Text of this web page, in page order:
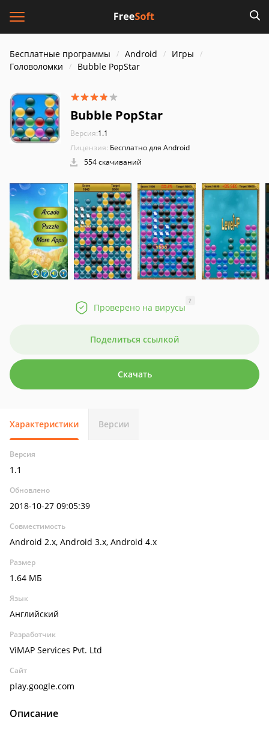
Бесплатные программы Android
Игры
Головоломки
Bubble PopStar
Bubble PopStar
Версия:1.1
Лицензия: Бесплатно для Android
554 скачиваний
Проверено на вирусы
?
Поделиться ссылкой
Скачать
Характеристики Версии
Версия
1.1
Обновлено
2018-10-27 09:05:39
Совместимость
Android 2.x, Android 3.x, Android 4.x
Размер
1.64 МБ
Язык
Английский
Разработчик
ViMAP Services Pvt. Ltd
Сайт
play.google.com
Описание